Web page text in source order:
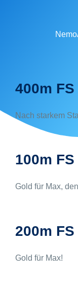
400m
Nach starkem
100m
Gold für Max,
200m
Gold für Max!